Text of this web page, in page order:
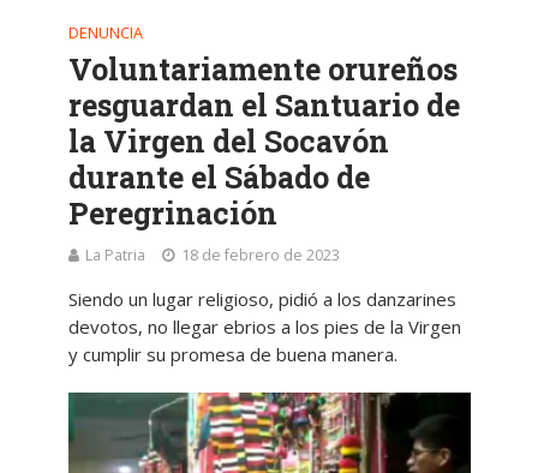
DENUNCIA
Voluntariamente orureños
resguardan el Santuario de
la Virgen del Socavón
durante el Sábado de
Peregrinación
La Patria 18 de febrero de 2023
Siendo un lugar religioso, pidió a los danzarines
devotos, no llegar ebrios a los pies de la Virgen
y cumplir su promesa de buena manera.